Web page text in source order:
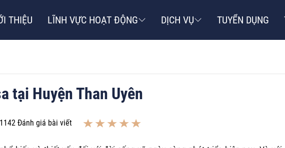
THIỆU LĨNH VỰC HOẠT ĐỘNG DỊCH VỤ TUYỂN DỤNG
tại Huyện Than Uyên
1142 Đánh giá bài viết